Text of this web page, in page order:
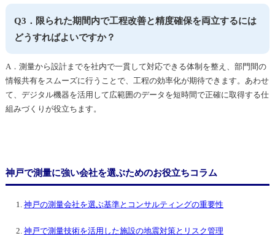
Q3．限られた期間内で工程改善と精度確保を両立するには
どうすればよいですか？
A．測量から設計までを社内で一貫して対応できる体制を整え、部門間の
情報共有をスムーズに行うことで、工程の効率化が期待できます。あわせ
て、デジタル機器を活用して広範囲のデータを短時間で正確に取得する仕
組みづくりが役立ちます。
神戸で測量に強い会社を選ぶためのお役立ちコラム
神戸の測量会社を選ぶ基準とコンサルティングの重要性
神戸で測量技術を活用した施設の地震対策とリスク管理